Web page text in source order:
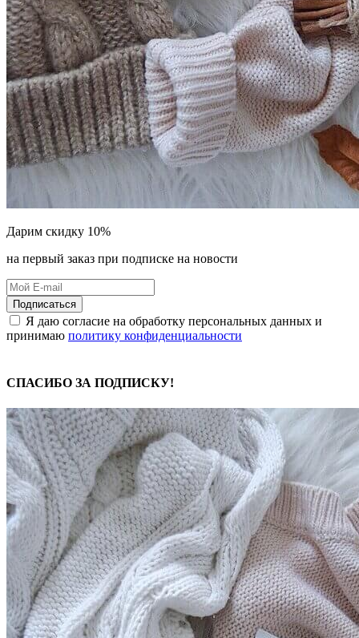
Дарим скидку 10%
на первый заказ при подписке на новости
Подписаться
Я даю согласие на обработку персональных данных и
принимаю политику конфиденциальности
СПАСИБО ЗА ПОДПИСКУ!